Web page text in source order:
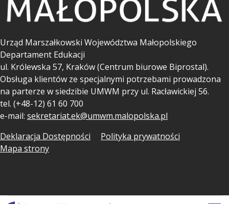
Urząd Marszałkowski Województwa Małopolskiego
Departament Edukacji
ul. Królewska 57, Kraków (Centrum biurowe Biprostal).
Obsługa klientów ze specjalnymi potrzebami prowadzona
na parterze w siedzibie UMWM przy ul. Racławickiej 56.
tel. (+48-12) 61 60 700
e-mail: sekretariat.ek@umwm.malopolska.pl
Deklaracja Dostępności
Polityka prywatności
Mapa strony